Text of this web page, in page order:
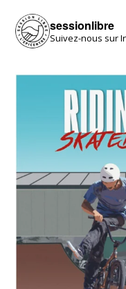
sessionlibre
Suivez-nous sur